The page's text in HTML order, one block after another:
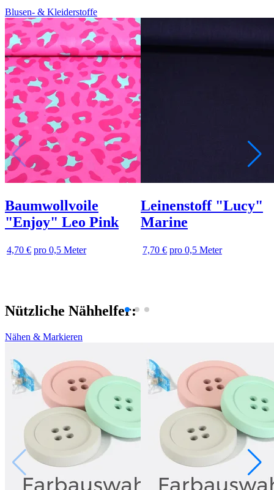
Blusen- & Kleiderstoffe
Baumwollvoile
"Enjoy" Leo Pink
4,70 € pro 0,5 Meter
Leinenstoff "Lucy"
Marine
7,70 € pro 0,5 Meter
Nützliche Nähhelfer:
Nähen & Markieren